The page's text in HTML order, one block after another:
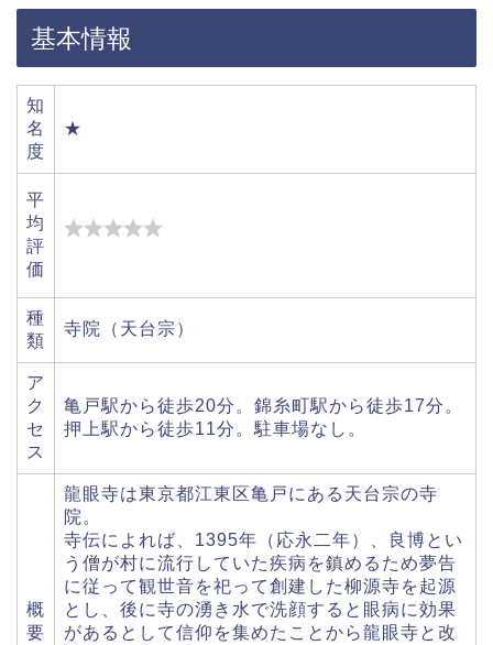
基本情報
知
名
度
★
平
均
評
価
種
類
寺院（天台宗）
ア
ク
セ
ス
亀戸駅から徒歩20分。錦糸町駅から徒歩17分。
押上駅から徒歩11分。駐車場なし。
概
要
龍眼寺は東京都江東区亀戸にある天台宗の寺
院。
寺伝によれば、1395年（応永二年）、良博とい
う僧が村に流行していた疾病を鎮めるため夢告
に従って観世音を祀って創建した柳源寺を起源
とし、後に寺の湧き水で洗顔すると眼病に効果
があるとして信仰を集めたことから龍眼寺と改